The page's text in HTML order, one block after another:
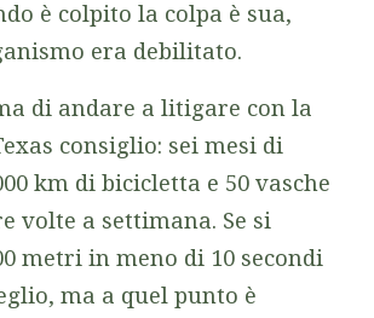
è colpito la colpa è sua,
era debilitato.
di andare a litigare con la
consiglio: sei mesi di
km di bicicletta e 50 vasche
volte a settimana. Se si
metri in meno di 10 secondi
ma a quel punto è